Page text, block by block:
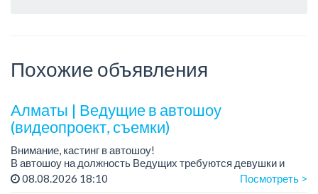
Похожие объявления
Алматы | Ведущие в автошоу
(видеопроект, съемки)
Внимание, кастинг в автошоу!
В автошоу на должность Ведущих требуются девушки и
парни. А также авто эксперты и авто перекупы.
08.08.2026 18:10 Посмотреть >